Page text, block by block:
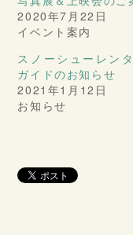
2020年7月22日
イベント案内
スノーシューレン
ガイドのお知らせ
2021年1月12日
お知らせ